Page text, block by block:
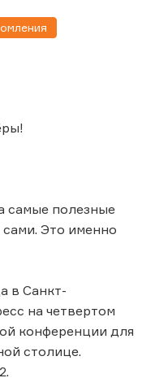
самые полезные
Это именно
в Санкт-
на четвертом
конференции для
столице.